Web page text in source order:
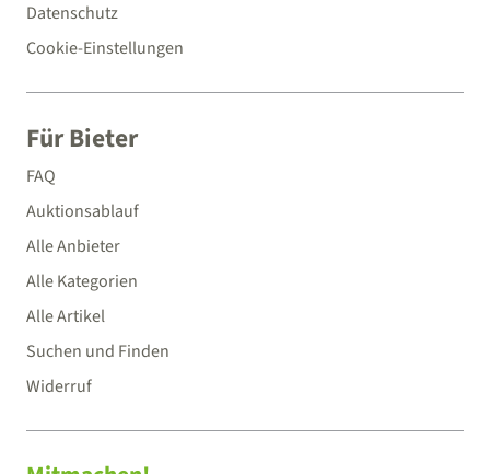
Datenschutz
Cookie-Einstellungen
Für Bieter
FAQ
Auktionsablauf
Alle Anbieter
Alle Kategorien
Alle Artikel
Suchen und Finden
Widerruf